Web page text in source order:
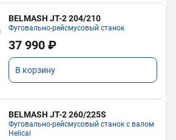
BELMASH JT-2 204/210
Фуговально-рейсмусовый станок
37 990 ₽
В корзину
BELMASH JT-2 260/225S
Фуговально-рейсмусовый станок с валом
Helical